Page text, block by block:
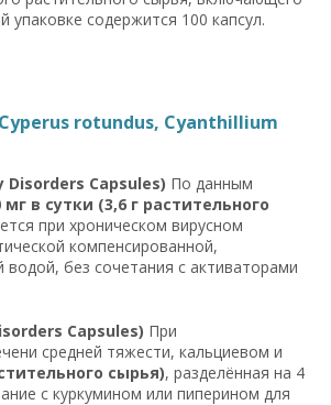
содержится 100 капсул.
rotundus, Cyanthillium
Capsules) По данным
мг в сутки (3,6 г растительного
при хроническом вирусном
компенсированной,
без сочетания с активаторами
Capsules) При
средней тяжести, кальциевом и
сырья), разделённая на 4
с куркумином или пиперином для